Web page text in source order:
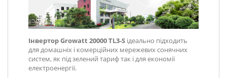
Інвертор Growatt 20000 TL3-S ідеально підходить
для домашніх і комерційних мережевих сонячних
систем, як під зелений тариф так і для економії
електроенергії.